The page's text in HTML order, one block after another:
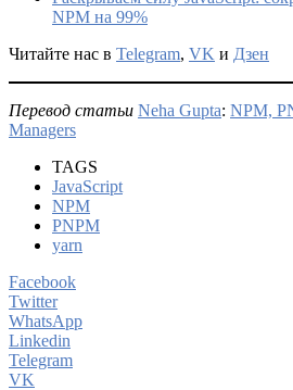
NPM на 99%
Читайте нас в Telegram, VK и Дзен
Перевод статьи Neha Gupta: NPM,
Managers
TAGS
JavaScript
NPM
PNPM
yarn
Facebook
Twitter
WhatsApp
Linkedin
Telegram
VK